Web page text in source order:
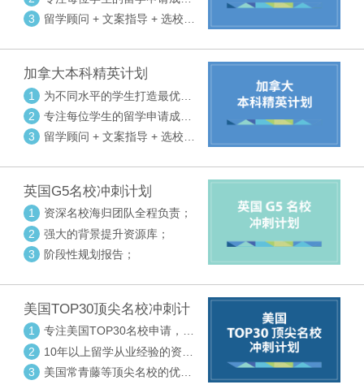
率
3
留学顾问 + 文案指导 + 选校申
加拿大本科精英计划
1
为不同水平的学生打造最优选
校方案
2
专注每位学生的留学申请成功
率
3
留学顾问 + 文案指导 + 选校申
英国G5名校冲刺计划
1
资深名校海归团队全程负责；
2
强大的背景提升资源库；
3
阶段性规划报告；
美国TOP30顶尖名校冲刺计
划
1
专注美国TOP30名校申请，高
度个性化指导
2
10年以上留学从业经验的资深
中方顾问
3
美国常青藤等顶尖名校的优秀